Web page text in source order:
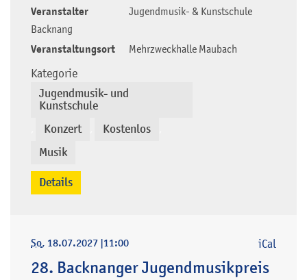
Veranstalter
Jugendmusik- & Kunstschule
Backnang
Veranstaltungsort Mehrzweckhalle Maubach
Kategorie
Jugendmusik- und
Kunstschule
Konzert Kostenlos
Musik
Details
So, 18.07.2027 |11:00
28. Backnanger Jugendmusikpreis
iCal